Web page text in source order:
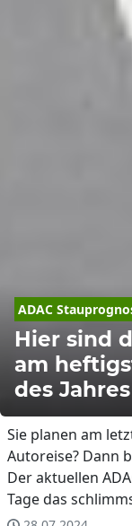
ADAC
Hier sind
am
des
Sie planen am
Autoreise? Dann
Der aktuellen
Tage das